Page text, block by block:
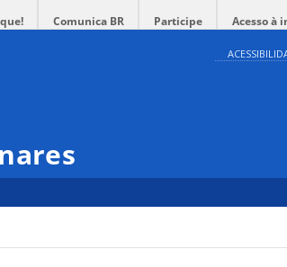
Comunica BR Participe Acesso à